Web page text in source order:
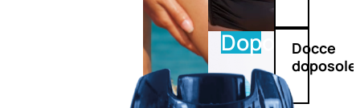
Doposole
Docce
doposole